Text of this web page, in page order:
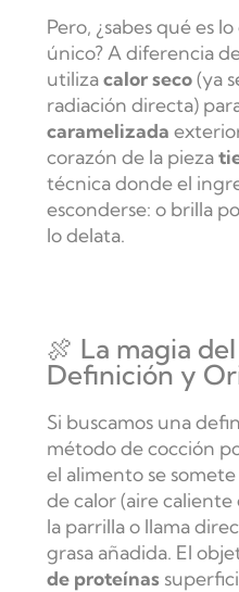
Pero, ¿sabes qué es
único? A diferencia
utilizacalor seco(ya
radiación directa)
caramelizada
corazón de la pieza
técnica donde el
esconderse: o brilla
lo delata.
🍖 La magia
Definición y
Si buscamos una
método de cocción
el alimento se
de calor (aire caliente
la parrilla o llama
grasa añadida. El
de proteínas